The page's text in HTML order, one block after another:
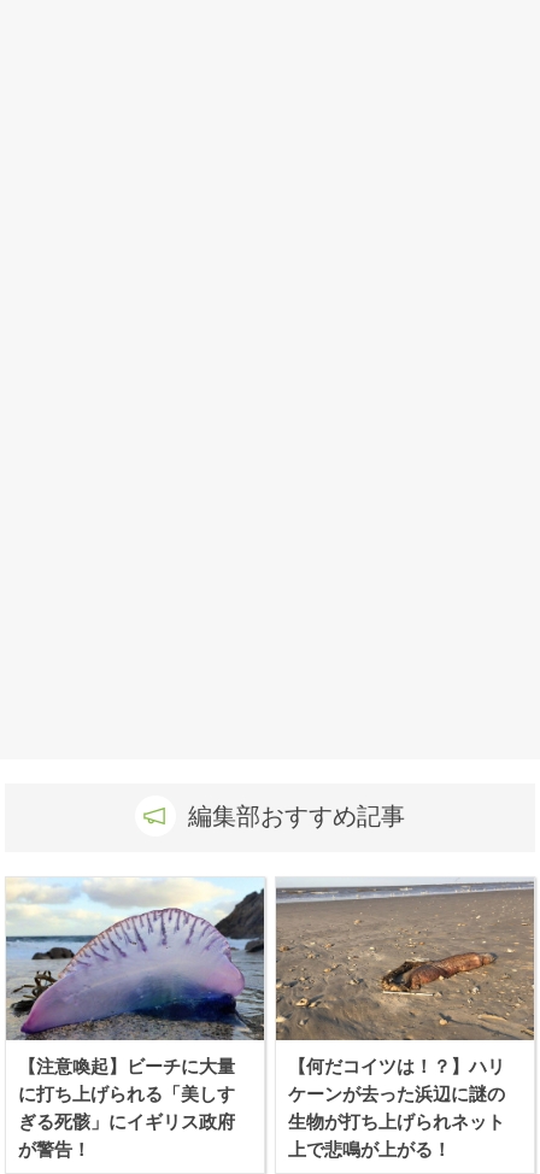
編集部おすすめ記事
【注意喚起】ビーチに大量
に打ち上げられる「美しす
ぎる死骸」にイギリス政府
が警告！
【何だコイツは！？】ハリ
ケーンが去った浜辺に謎の
生物が打ち上げられネット
上で悲鳴が上がる！